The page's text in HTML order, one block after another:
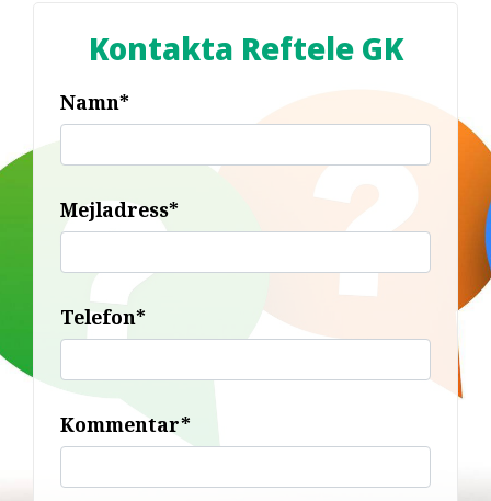
Kontakta Reftele GK
Namn*
Mejladress*
Telefon*
Kommentar*